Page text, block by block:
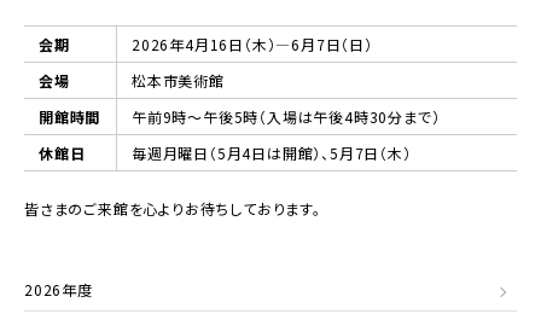
会期
2026年4月16日（木）―6月7日（日）
会場
松本市美術館
開館時間
午前9時～午後5時（入場は午後4時30分まで）
休館日
毎週月曜日（5月4日は開館）、5月7日（木）
皆さまのご来館を心よりお待ちしております。
2026年度